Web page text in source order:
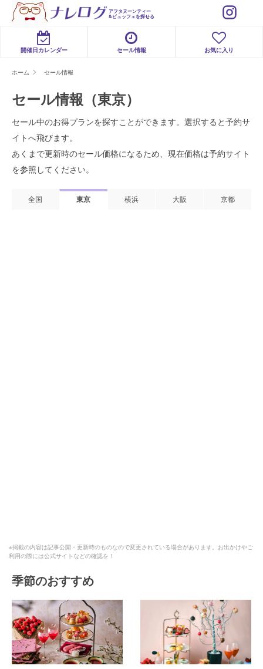
アフタヌーンティー
&ビュッフェを探せる
開催日カレンダー セール情報 お気に入り
ホーム セール情報
セール情報（東京）
セール中のお得プランを探すことができます。選択すると予約サ
イトへ飛びます。
あくまで更新時のセール価格になるため、現在価格は予約サイト
を参照してください。
全国 東京 横浜 大阪 京都
※掲載の内容は記事公開・更新時のものなので変更されている場合があります。お出かけやご
利用の際には公式サイトなどの確認を！
季節のおすすめ